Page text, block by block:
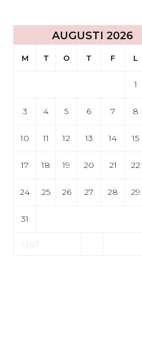
AUGUSTI 2026
M T O T F L
1
3 4 5 6 7 8
10 11 12 13 14 15
17 18 19 20 21 22
24 25 26 27 28 29
31
« jul